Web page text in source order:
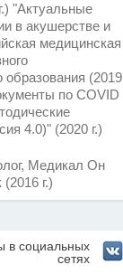
"Актуальные
в акушерстве и
медицинская
образования (2019
по COVID
4.0)" (2020 г.)
Медикал Он
г.)
в социальных
сетях